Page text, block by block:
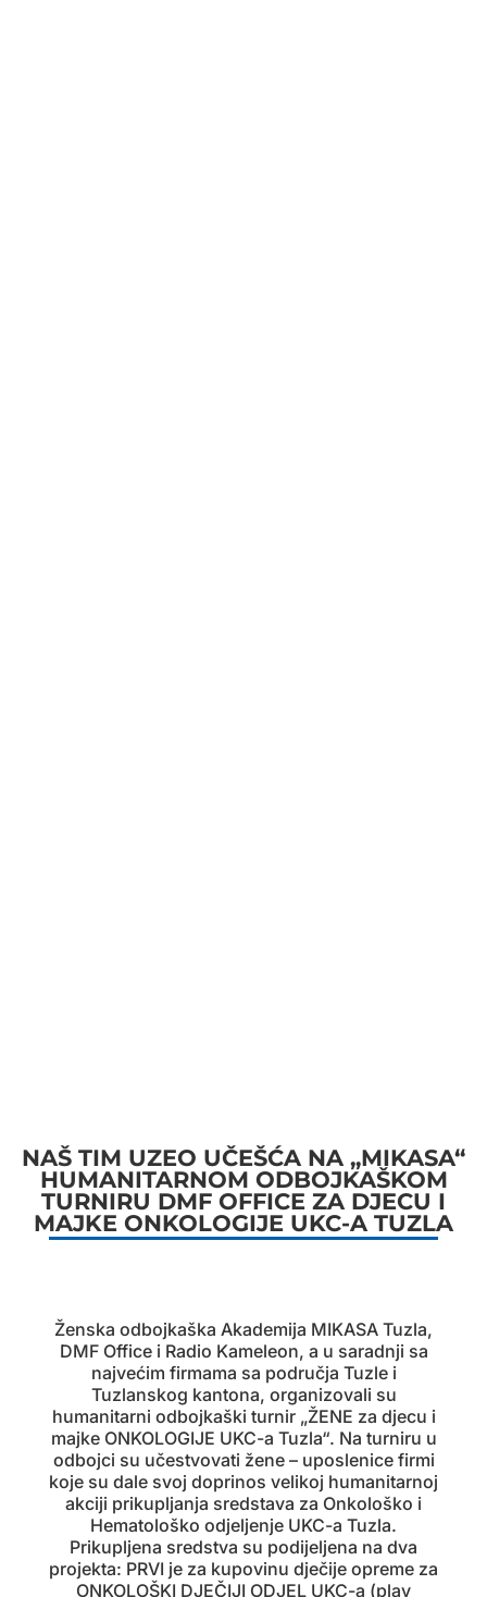
NAŠ TIM UZEO UČEŠĆA NA „MIKASA“
HUMANITARNOM ODBOJKAŠKOM
TURNIRU DMF OFFICE ZA DJECU I
MAJKE ONKOLOGIJE UKC-A TUZLA
Ženska odbojkaška Akademija MIKASA Tuzla,
DMF Office i Radio Kameleon, a u saradnji sa
najvećim firmama sa područja Tuzle i
Tuzlanskog kantona, organizovali su
humanitarni odbojkaški turnir „ŽENE za djecu i
majke ONKOLOGIJE UKC-a Tuzla“. Na turniru u
odbojci su učestvovati žene – uposlenice firmi
koje su dale svoj doprinos velikoj humanitarnoj
akciji prikupljanja sredstava za Onkološko i
Hematološko odjeljenje UKC-a Tuzla.
Prikupljena sredstva su podijeljena na dva
projekta: PRVI je za kupovinu dječije opreme za
ONKOLOŠKI DJEČIJI ODJEL UKC-a (play